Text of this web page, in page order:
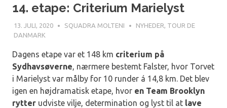
14. etape: Criterium Marielyst
13. JULI, 2020 SQUADRA MOLTENI NYHEDER TOUR DE
DANMARK
Dagens etape var et 148 km criterium på
Sydhavsøverne, nærmere bestemt Falster, hvor Torvet
i Marielyst var målby for 10 runder á 14,8 km. Det blev
igen en højdramatisk etape, hvor en Team Brooklyn
rytter udviste vilje, determination og lyst til at lave